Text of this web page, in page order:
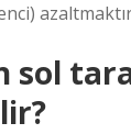
sol